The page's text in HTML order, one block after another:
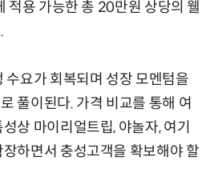
적용 가능한 총 20만원 상당의 웰
수요가 회복되며 성장 모멘텀을
풀이된다. 가격 비교를 통해 여
상 마이리얼트립, 야놀자, 여기
하면서 충성고객을 확보해야 할